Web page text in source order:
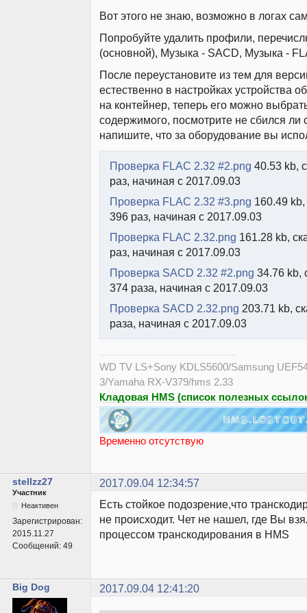
Вот этого не знаю, возможно в логах
Попробуйте удалить профили,
(основной), Музыка - SACD, Музыка -
После переустановите из тем для
естественно в настройках устройства
на контейнер, теперь его можно
содержимого, посмотрите не сбился ли
напишите, что за оборудование вы
Проверка FLAC 2.32 #2.png 40.53 kb,
раз, начиная с 2017.09.03
Проверка FLAC 2.32 #3.png 160.49
396 раз, начиная с 2017.09.03
Проверка FLAC 2.32.png 161.28 kb,
раз, начиная с 2017.09.03
Проверка SACD 2.32 #2.png 34.76 kb,
374 раза, начиная с 2017.09.03
Проверка SACD 2.32.png 203.71 kb,
раза, начиная с 2017.09.03
WD TV LS+Sony KDLS5600/Samsung
3/Yamaha RX-V379/hms 2.33
Кладовая HMS (список полезных
Временно отсутствую
stellzz27 2017.09.04 12:34:57
Участник
Неактивен
Зарегистрирован:
2015.11.27
Сообщений: 49
Есть стойкое подозрение,что
не происходит. Чет не нашел, где Вы
процессом транскодирования в HMS
Big Dog 2017.09.04 12:41:20